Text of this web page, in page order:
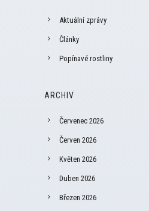
Aktuální zprávy
Články
Popínavé rostliny
ARCHIV
Červenec 2026
Červen 2026
Květen 2026
Duben 2026
Březen 2026